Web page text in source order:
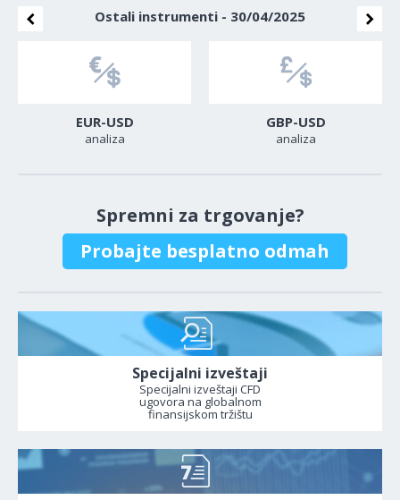
Ostali instrumenti - 30/04/2025
EUR-USD
analiza
GBP-USD
analiza
Spremni za trgovanje?
Probajte besplatno odmah
Specijalni izveštaji
Specijalni izveštaji CFD
ugovora na globalnom
finansijskom tržištu